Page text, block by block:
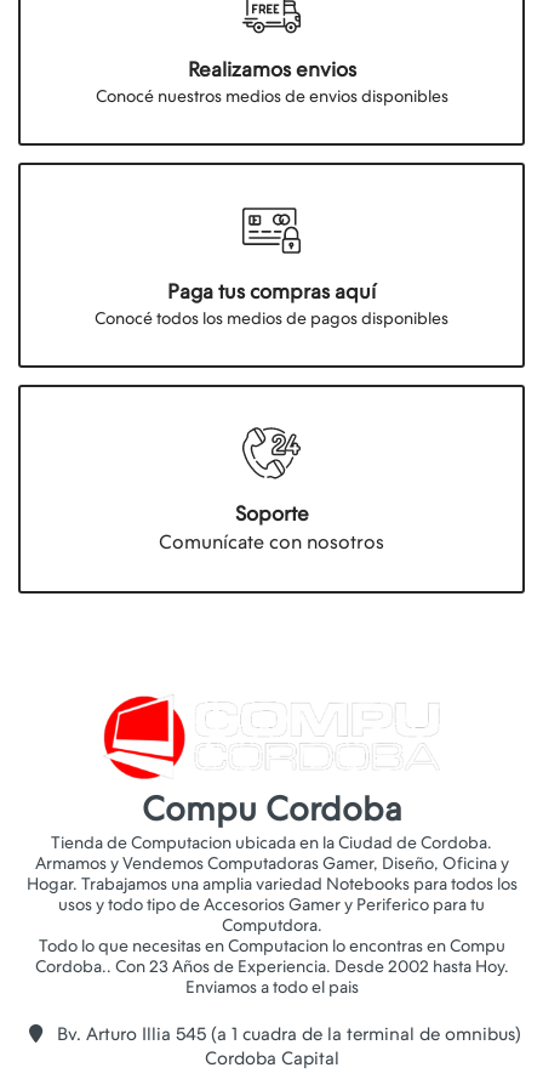
Realizamos envios
Conocé nuestros medios de envios disponibles
Paga tus compras aquí
Conocé todos los medios de pagos disponibles
Soporte
Comunícate con nosotros
Compu Cordoba
Tienda de Computacion ubicada en la Ciudad de Cordoba.
Armamos y Vendemos Computadoras Gamer, Diseño, Oficina y
Hogar. Trabajamos una amplia variedad Notebooks para todos los
usos y todo tipo de Accesorios Gamer y Periferico para tu
Computdora.
Todo lo que necesitas en Computacion lo encontras en Compu
Cordoba.. Con 23 Años de Experiencia. Desde 2002 hasta Hoy.
Enviamos a todo el pais
Bv. Arturo Illia 545 (a 1 cuadra de la terminal de omnibus)
Cordoba Capital